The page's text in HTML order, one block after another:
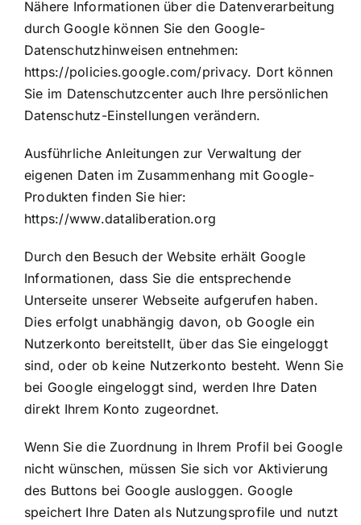
Nähere Informationen über die Datenverarbeitung
durch Google können Sie den Google-
Datenschutzhinweisen entnehmen:
https://policies.google.com/privacy. Dort können
Sie im Datenschutzcenter auch Ihre persönlichen
Datenschutz-Einstellungen verändern.
Ausführliche Anleitungen zur Verwaltung der
eigenen Daten im Zusammenhang mit Google-
Produkten finden Sie hier:
https://www.dataliberation.org
Durch den Besuch der Website erhält Google
Informationen, dass Sie die entsprechende
Unterseite unserer Webseite aufgerufen haben.
Dies erfolgt unabhängig davon, ob Google ein
Nutzerkonto bereitstellt, über das Sie eingeloggt
sind, oder ob keine Nutzerkonto besteht. Wenn Sie
bei Google eingeloggt sind, werden Ihre Daten
direkt Ihrem Konto zugeordnet.
Wenn Sie die Zuordnung in Ihrem Profil bei Google
nicht wünschen, müssen Sie sich vor Aktivierung
des Buttons bei Google ausloggen. Google
speichert Ihre Daten als Nutzungsprofile und nutzt